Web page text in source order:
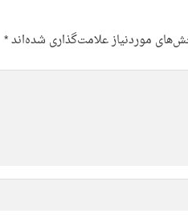
موردنیاز علامت‌گذاری شده‌اند*